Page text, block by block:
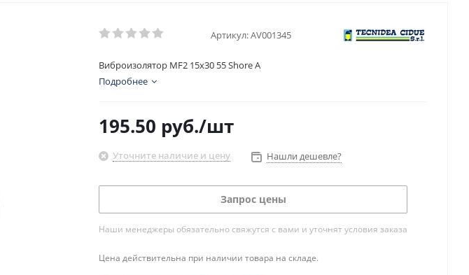
Артикул:AV001345
Виброизолятор MF2 15x30 55 Shore A
Подробнее
195.50 руб./шт
Уточните наличие и цену Нашли дешевле?
Запрос цены
Наши менеджеры обязательно свяжутся с вами и уточнят условия заказа
Цена действительна при наличии товара на складе.